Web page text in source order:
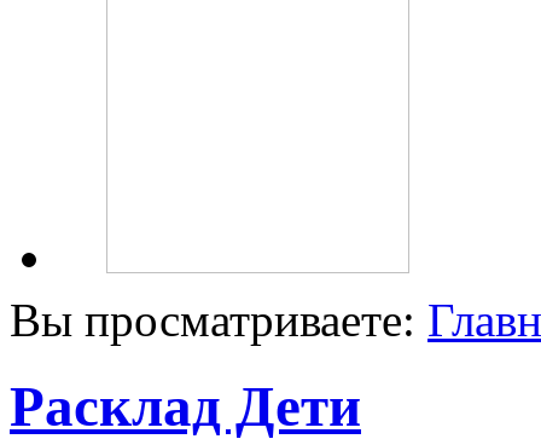
Вы просматриваете:
Расклад Дети